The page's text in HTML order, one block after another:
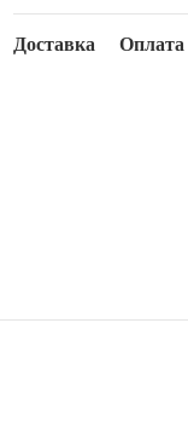
Доставка Оплата